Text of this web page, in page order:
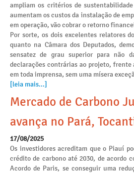
ampliam os critérios de
aumentam os custos da instalação de
em operação, vão cobrar o retorno
Por sorte, os dois excelentes relatores
quanto na Câmara dos Deputados,
sensatez de grau superior para não
declarações contrárias ao projeto, frente
em toda imprensa, sem uma mísera
[leia mais...]
Mercado de Carbono
avança no Pará,
17/08/2025
Os investidores acreditam que o Piauí
crédito de carbono até 2030, de acordo
Acordo de Paris, se conseguir uma